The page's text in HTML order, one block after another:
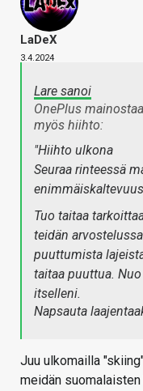
LaDeX
3.4.2024
Lare sanoi
OnePlus
myös hiihto:
"Hiihto ulkona
Seuraa rinteessä
Tuo taitaa
teidän
puuttumista
taitaa puuttua.
itselleni.
Napsauta
Juu ulkomailla
meidän